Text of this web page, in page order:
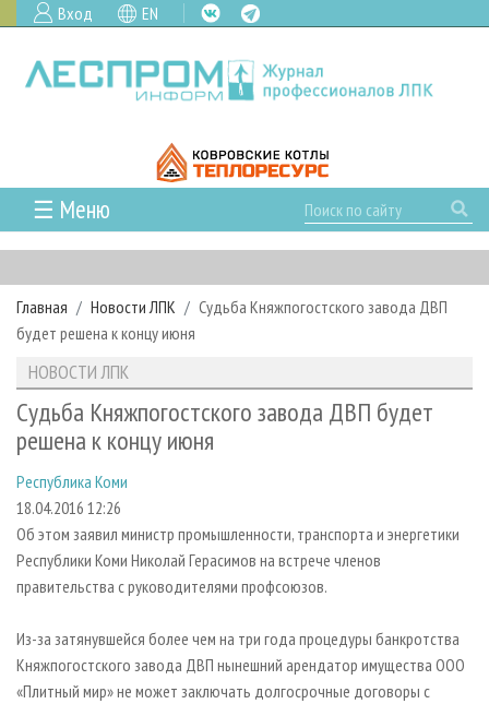
Вход EN
☰ Меню
ГЛАВНАЯ
РУБРИКИ И ТЕМЫ
РУБРИКИ ЖУРНАЛА
ЛЕСОЗАГОТОВКА
ЛЕСОПИЛЕНИЕ
СУШКА ДРЕВЕСИНЫ
ПРОИЗВОДСТВО ДРЕВЕСНЫХ ПЛИТ
ДЕРЕВЯННОЕ ДОМОСТРОЕНИЕ
БИОЭНЕРГЕТИКА
ЦБП
НОВОСТИ
НОВОСТИ ЛПК
НОВОСТИ ЖУРНАЛА
ПРОЕКТЫ ЛПИ
АНАЛИТИКА
ПРЕДПРИЯТИЯ ЛПК
ПЕРСОНЫ
МОБИЛЬНЫЕ ВЫСТАВКИ
ОФИЦИАЛЬНЫЕ ДЕЛЕГАЦИИ
RUSSIAN FORESTRY REVIEW
ГАЗЕТА ЛЕСПРОМФОРУМ
АРХИВ
АРХИВ ЖУРНАЛОВ
СТАТЬИ
О ЖУРНАЛЕ
ПОДПИСКА
КОНТАКТЫ
РЕКЛАМОДАТЕЛЯМ
РЕКЛАМА
РЕКЛАМА НА САЙТЕ
Главная Новости ЛПК
Судьба Княжпогостского завода ДВП
будет решена к концу июня
НОВОСТИ ЛПК
Судьба Княжпогостского завода ДВП будет
решена к концу июня
Республика Коми
18.04.2016 12:26
Об этом заявил министр промышленности, транспорта и энергетики
Республики Коми Николай Герасимов на встрече членов
правительства с руководителями профсоюзов.
Из-за затянувшейся более чем на три года процедуры банкротства
Княжпогостского завода ДВП нынешний арендатор имущества ООО
«Плитный мир» не может заключать долгосрочные договоры с